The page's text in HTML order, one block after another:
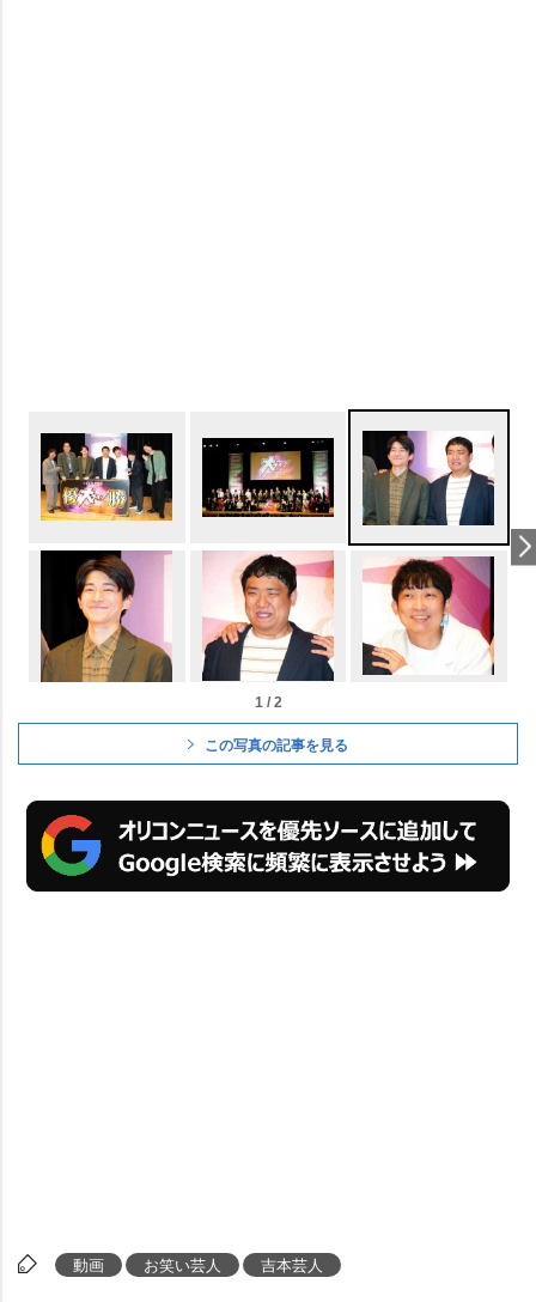
1 / 2
この写真の記事を見る
動画 お笑い芸人 吉本芸人